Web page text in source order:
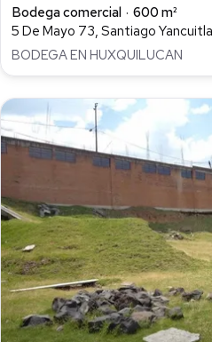
Bodega comercial
600 m²
5 De Mayo 73, Santiago
BODEGA EN HUXQUILUCAN